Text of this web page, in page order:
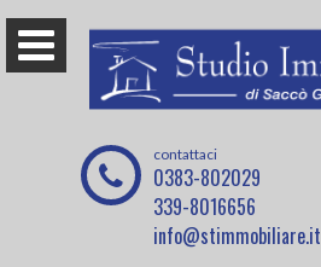
contattaci
0383-802029
339-8016656
info@stimmobiliare.it